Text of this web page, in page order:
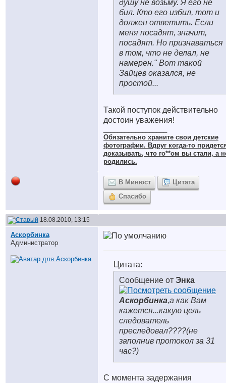
душу не возьму. Я его не
бил. Кто его избил, тот и
должен ответить. Если
меня посадят, значит,
посадят. Но признаваться
в том, что не делал, не
намерен." Вот такой
Зайцев оказался, не
простой...
Такой поступок действительно
достоин уважения!
Обязательно храните cвои детские
фотографии. Вдруг когда-то
доказывать, что го**ом вы стали, а
родились.
В Минюст
Цитата
Спасибо
18.08.2010, 13:15
Аскорбинка
Администратор
Цитата:
Сообщение от Энка
Аскорбинка,а как Вам
кажется...какую цель
следователь
преследовал????(не
заполнив протокол за 31
час?)
С момента задержания